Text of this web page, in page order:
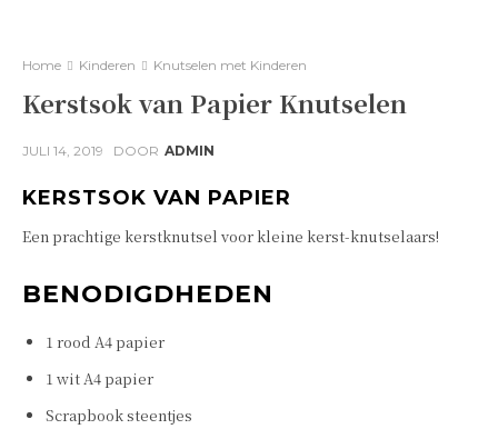
Home Kinderen Knutselen met Kinderen
Kerstsok van Papier Knutselen
JULI 14, 2019 DOOR ADMIN
KERSTSOK VAN PAPIER
Een prachtige kerstknutsel voor kleine kerst-knutselaars!
BENODIGDHEDEN
1 rood A4 papier
1 wit A4 papier
Scrapbook steentjes